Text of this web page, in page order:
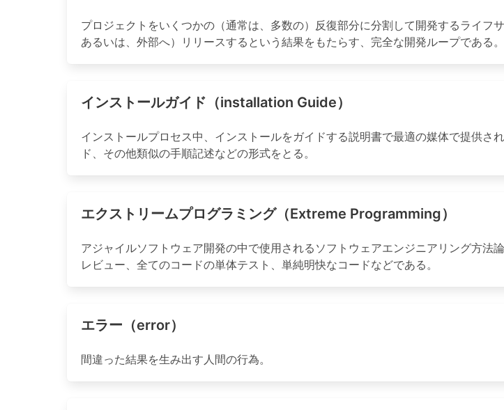
プロジェクトをいくつかの（通常は、多数の）反復部分に分割して開発するライフ
あるいは、外部へ）リリースするという結果をもたらす、完全な開発ループである。
インストールガイド（installation Guide）
インストールプロセス中、インストールをガイドする説明書で最適の媒体で提供
ド、その他類似の手順記述などの形式をとる。
エクストリームプログラミング（Extreme Programming）
アジャイルソフトウェア開発の中で使用されるソフトウェアエンジニアリング方
レビュー、全てのコードの単体テスト、単純明快なコードなどである。
エラー（error）
間違った結果を生み出す人間の行為。